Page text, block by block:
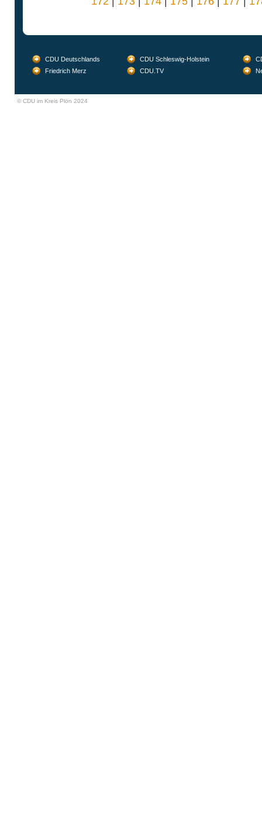
CDU Deutschlands CDU Schleswig-Holstein
Friedrich Merz
CDU.TV
© CDU im Kreis Plön 2024